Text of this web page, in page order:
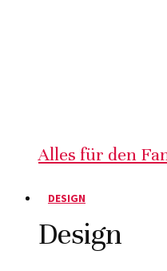
Alles für den
DESIGN
Design